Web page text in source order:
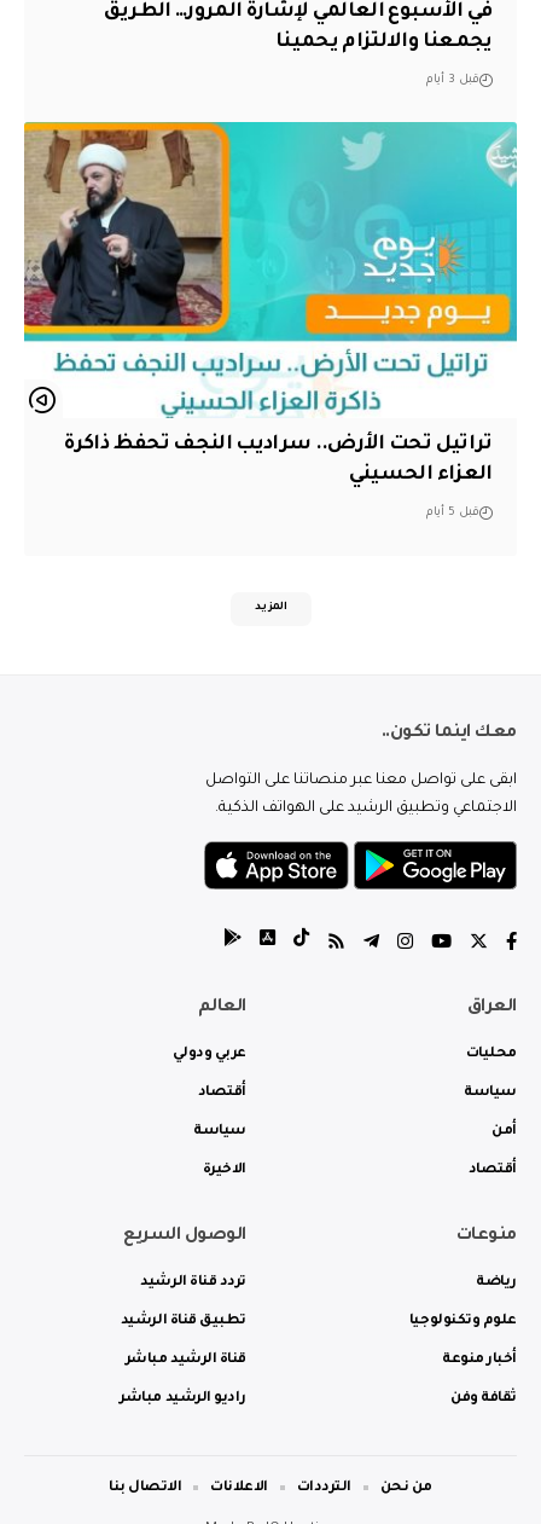
في الأسبوع العالمي لإشارة المرور… الطريق
يجمعنا والالتزام يحمينا
قبل 3 أيام
تراتيل تحت الأرض.. سراديب النجف تحفظ ذاكرة
العزاء الحسيني
قبل 5 أيام
المزيد
معك اينما تكون..
ابقى على تواصل معنا عبر منصاتنا على التواصل
الاجتماعي وتطبيق الرشيد على الهواتف الذكية.
العراق
محليات
سياسة
أمن
أقتصاد
العالم
عربي ودولي
أقتصاد
سياسة
الاخيرة
منوعات
رياضة
علوم وتكنولوجيا
أخبار منوعة
ثقافة وفن
الوصول السريع
تردد قناة الرشيد
تطبيق قناة الرشيد
قناة الرشيد مباشر
راديو الرشيد مباشر
من نحن الترددات الاعلانات الاتصال بنا